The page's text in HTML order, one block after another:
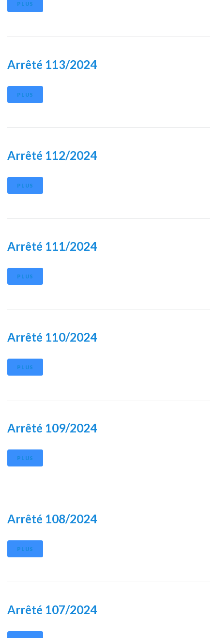
PLUS
Arrêté 113/2024
PLUS
Arrêté 112/2024
PLUS
Arrêté 111/2024
PLUS
Arrêté 110/2024
PLUS
Arrêté 109/2024
PLUS
Arrêté 108/2024
PLUS
Arrêté 107/2024